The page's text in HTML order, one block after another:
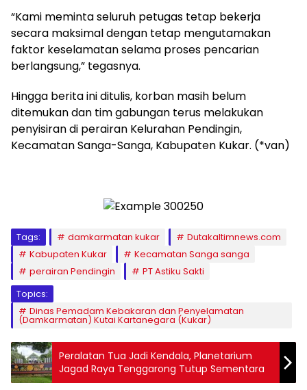
“Kami meminta seluruh petugas tetap bekerja
secara maksimal dengan tetap mengutamakan
faktor keselamatan selama proses pencarian
berlangsung,” tegasnya.
Hingga berita ini ditulis, korban masih belum
ditemukan dan tim gabungan terus melakukan
penyisiran di perairan Kelurahan Pendingin,
Kecamatan Sanga-Sanga, Kabupaten Kukar. (*van)
Tags: damkarmatan kukar
Dutakaltimnews.com
Kabupaten Kukar
Kecamatan Sanga sanga
perairan Pendingin
PT Astiku Sakti
Topics:
Dinas Pemadam Kebakaran dan Penyelamatan
(Damkarmatan) Kutai Kartanegara (Kukar)
Peralatan Tua Jadi Kendala, Planetarium
Jagad Raya Tenggarong Tutup Sementara